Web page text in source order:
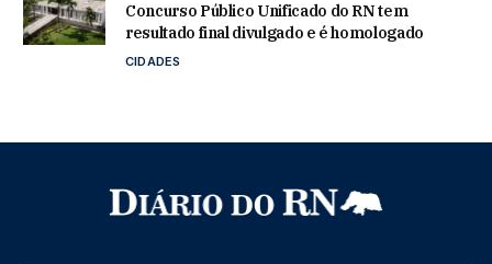
Concurso Público Unificado do RN tem
resultado final divulgado e é homologado
CIDADES